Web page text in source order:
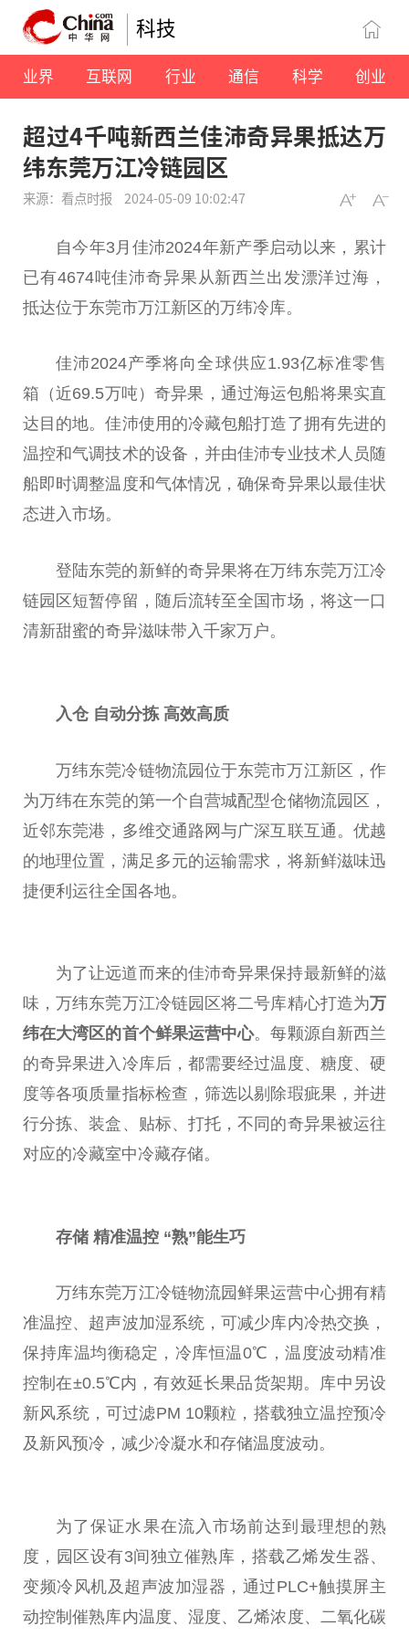
科技
业界 互联网 行业 通信 科学 创业
超过4千吨新西兰佳沛奇异果抵达万
纬东莞万江冷链园区
来源：看点时报 2024-05-09 10:02:47
自今年3月佳沛2024年新产季启动以来，累计
已有4674吨佳沛奇异果从新西兰出发漂洋过海，
抵达位于东莞市万江新区的万纬冷库。
佳沛2024产季将向全球供应1.93亿标准零售
箱（近69.5万吨）奇异果，通过海运包船将果实直
达目的地。佳沛使用的冷藏包船打造了拥有先进的
温控和气调技术的设备，并由佳沛专业技术人员随
船即时调整温度和气体情况，确保奇异果以最佳状
态进入市场。
登陆东莞的新鲜的奇异果将在万纬东莞万江冷
链园区短暂停留，随后流转至全国市场，将这一口
清新甜蜜的奇异滋味带入千家万户。
入仓 自动分拣 高效高质
万纬东莞冷链物流园位于东莞市万江新区，作
为万纬在东莞的第一个自营城配型仓储物流园区，
近邻东莞港，多维交通路网与广深互联互通。优越
的地理位置，满足多元的运输需求，将新鲜滋味迅
捷便利运往全国各地。
为了让远道而来的佳沛奇异果保持最新鲜的滋
味，万纬东莞万江冷链园区将二号库精心打造为万
纬在大湾区的首个鲜果运营中心。每颗源自新西兰
的奇异果进入冷库后，都需要经过温度、糖度、硬
度等各项质量指标检查，筛选以剔除瑕疵果，并进
行分拣、装盒、贴标、打托，不同的奇异果被运往
对应的冷藏室中冷藏存储。
存储 精准温控 “熟”能生巧
万纬东莞万江冷链物流园鲜果运营中心拥有精
准温控、超声波加湿系统，可减少库内冷热交换，
保持库温均衡稳定，冷库恒温0℃，温度波动精准
控制在±0.5℃内，有效延长果品货架期。库中另设
新风系统，可过滤PM 10颗粒，搭载独立温控预冷
及新风预冷，减少冷凝水和存储温度波动。
为了保证水果在流入市场前达到最理想的熟
度，园区设有3间独立催熟库，搭载乙烯发生器、
变频冷风机及超声波加湿器，通过PLC+触摸屏主
动控制催熟库内温度、湿度、乙烯浓度、二氧化碳